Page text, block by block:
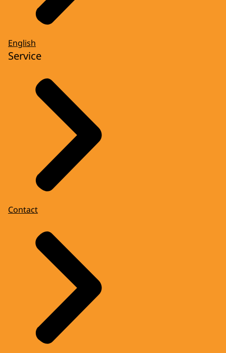
English
Service
Contact